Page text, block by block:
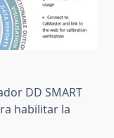
DD SMART
habilitar la